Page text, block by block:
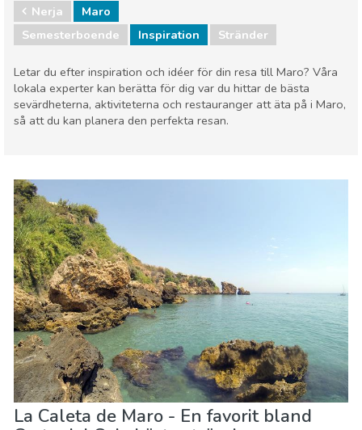
Nerja
Maro
Semesterboende
Inspiration Stränder
Letar du efter inspiration och idéer för din resa till Maro? Våra
lokala experter kan berätta för dig var du hittar de bästa
sevärdheterna, aktiviteterna och restauranger att äta på i Maro,
så att du kan planera den perfekta resan.
Stränder
La Caleta de Maro - En favorit bland